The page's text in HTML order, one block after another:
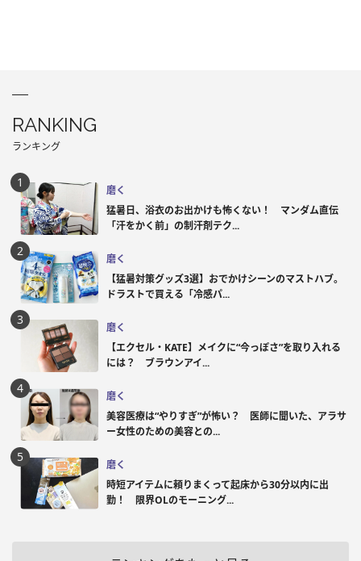
RANKING
ランキング
磨く
猛暑日、浴衣のお出かけも怖くない！ マンダム直伝
「汗をかく前」の制汗剤テク...
磨く
【猛暑対策グッズ3選】おでかけシーンのマストハブ。
ドラストで買える「冷感パ...
磨く
【エクセル・KATE】メイクに“今っぽさ”を取り入れる
には？ ブラウンアイ...
磨く
美容医療は“やりすぎ”が怖い？ 医師に聞いた、アラサ
ー女性のための美容との...
磨く
時短アイテムに頼りまくって起床から30分以内に出
勤！ 限界OLのモーニング...